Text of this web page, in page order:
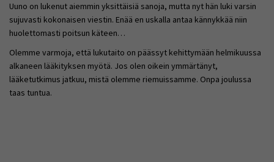
Uuno on lukenut aiemmin yksittäisiä sanoja, mutta nyt hän luki varsin
sujuvasti kokonaisen viestin. Enää en uskalla antaa kännykkää niin
huolettomasti poitsun käteen…
Olemme varmoja, että lukutaito on päässyt kehittymään helmikuussa
alkaneen lääkityksen myötä. Jos olen oikein ymmärtänyt,
lääketutkimus jatkuu, mistä olemme riemuissamme. Onpa joulussa
taas tuntua.